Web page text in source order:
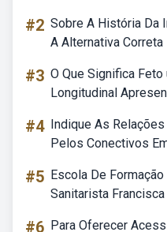
#2 Sobre A História Da
A Alternativa Correta
#3 O Que Significa
Longitudinal
#4 Indique As
Pelos Conectivos
#5 Escola De
Sanitarista
#6 Para Oferecer